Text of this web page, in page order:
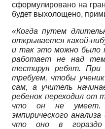
сформулировано на
будет выхолощено,
«Когда путем
открывается какой-
и так это можно было
работает не над
тестируя ребят. При
требуем, чтобы
сам, а учитель
ребенок переходил от
что он не умеет.
эмпирического
что оно в